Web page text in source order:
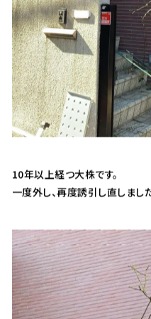
10年以上経つ大株です。
一度外し、再度誘引し直しまし